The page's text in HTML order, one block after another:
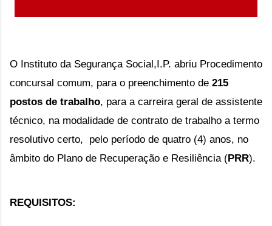
O Instituto da Segurança Social,I.P. abriu Procedimento
concursal comum, para o preenchimento de 215
postos de trabalho, para a carreira geral de assistente
técnico, na modalidade de contrato de trabalho a termo
resolutivo certo,  pelo período de quatro (4) anos, no
âmbito do Plano de Recuperação e Resiliência (PRR).
REQUISITOS: